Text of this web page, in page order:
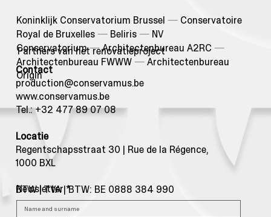
Contact
production@conservamus.be
www.conservamus.be
Tel.: +32 477 89 07 08
Locatie
Regentschapsstraat 30 | Rue de la Régence,
1000 BXL
BTW | TVA | BTW: BE 0888 384 990
Newsletter *
Partners van het renovatieproject
Koninklijk Conservatorium Brussel— Conservatoire
Royal de Bruxelles— Beliris— NV
Conservatorium—Architectenbureau A2RC—
Architectenbureau FWWW— Architectenbureau
Origin